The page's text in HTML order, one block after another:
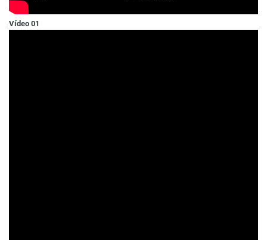
Vídeo 01